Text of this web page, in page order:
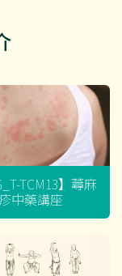
TCM13】蕁麻
中藥講座